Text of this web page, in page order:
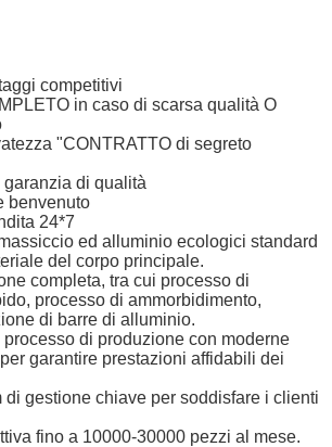
laser, saldatura a testa, saldatura ad
argon, tornitura CNC,
superficiale, rettifica cilindrica,
competitivi
in caso di scarsa qualità O
"CONTRATTO di segreto
di qualità
benvenuto
24*7
ed alluminio ecologici standard
del corpo principale.
completa, tra cui processo di
processo di ammorbidimento,
di barre di alluminio.
di produzione con moderne
garantire prestazioni affidabili dei
di gestione chiave per soddisfare i clienti
fino a 10000-30000 pezzi al mese.